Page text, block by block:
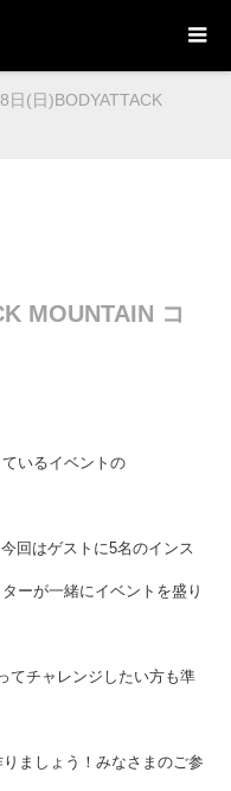
日(日)BODYATTACK
MOUNTAIN コ
いるイベントの
回はゲストに5名のインス
ーが一緒にイベントを盛り
てチャレンジしたい方も準
ましょう！みなさまのご参